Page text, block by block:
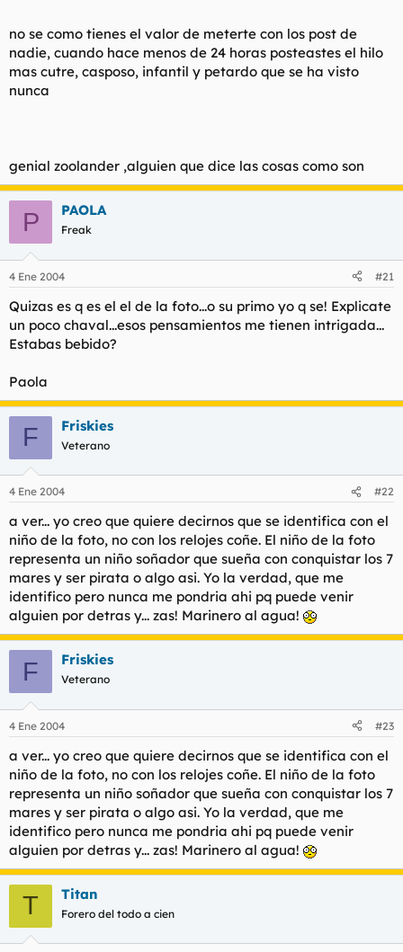
no se como tienes el valor de meterte con los post de
nadie, cuando hace menos de 24 horas posteastes el hilo
mas cutre, casposo, infantil y petardo que se ha visto
nunca
genial zoolander ,alguien que dice las cosas como son
P PAOLA
Freak
4 Ene 2004 #21
Quizas es q es el el de la foto...o su primo yo q se! Explicate
un poco chaval...esos pensamientos me tienen intrigada...
Estabas bebido?
Paola
F Friskies
Veterano
4 Ene 2004 #22
a ver... yo creo que quiere decirnos que se identifica con el
niño de la foto, no con los relojes coñe. El niño de la foto
representa un niño soñador que sueña con conquistar los 7
mares y ser pirata o algo asi. Yo la verdad, que me
identifico pero nunca me pondria ahi pq puede venir
alguien por detras y... zas! Marinero al agua!
F Friskies
Veterano
4 Ene 2004 #23
a ver... yo creo que quiere decirnos que se identifica con el
niño de la foto, no con los relojes coñe. El niño de la foto
representa un niño soñador que sueña con conquistar los 7
mares y ser pirata o algo asi. Yo la verdad, que me
identifico pero nunca me pondria ahi pq puede venir
alguien por detras y... zas! Marinero al agua!
T Titan
Forero del todo a cien